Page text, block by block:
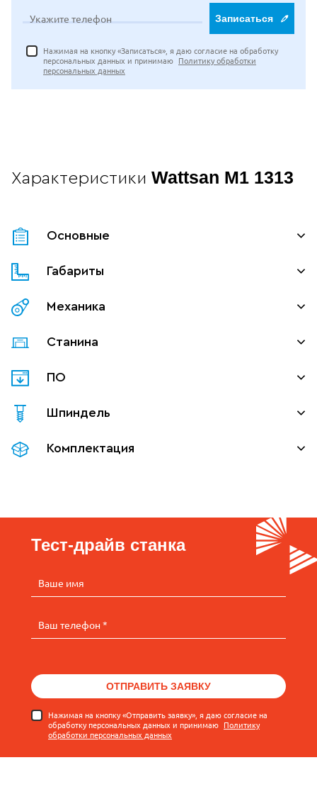
Укажите телефон Записаться
Нажимая на кнопку «Записаться», я даю согласие на обработку
персональных данных и принимаю Политику обработки
персональных данных
Характеристики Wattsan M1 1313
Основные
Габариты
Механика
Станина
ПО
Шпиндель
Комплектация
Тест-драйв станка
Ваше имя
Ваш телефон *
ОТПРАВИТЬ ЗАЯВКУ
Нажимая на кнопку «Отправить заявку», я даю согласие на
обработку персональных данных и принимаю Политику
обработки персональных данных